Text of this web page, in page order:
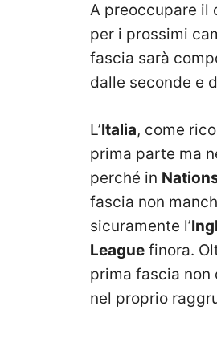
A preoccupare il
per i prossimi
fascia sarà
dalle seconde e
L’Italia, come
prima parte ma
perché in
fascia non
sicuramente l’
League finora.
prima fascia non
nel proprio